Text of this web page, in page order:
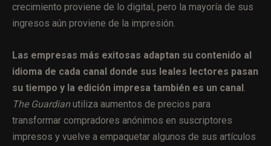
crecimiento proviene de lo digital, pero la mayoría de sus
ingresos aún proviene de la impresión.
Las empresas más exitosas adaptan su contenido al
idioma de cada canal donde sus leales lectores pasan
su tiempo y la edición impresa también es un canal.
The Guardianutiliza aumentos de precios para
transformar compradores anónimos en suscriptores
impresos y vuelve a empaquetar algunos de sus artículos